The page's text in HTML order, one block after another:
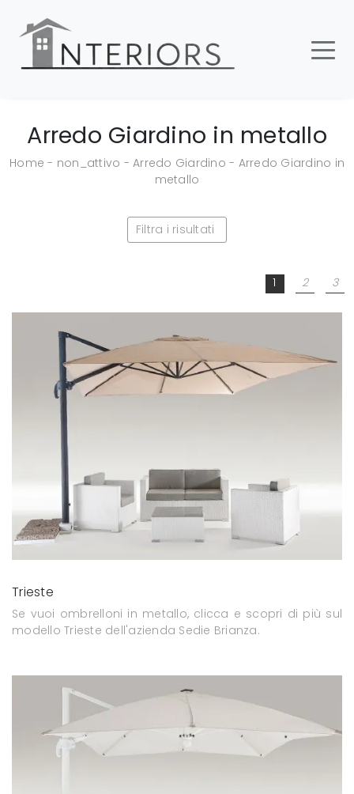
Arredo Giardino in metallo
Home - non_attivo - Arredo Giardino - Arredo Giardino in
metallo
Filtra i risultati
1 2 3
Trieste
Se vuoi ombrelloni in metallo, clicca e scopri di più sul
modello Trieste dell'azienda Sedie Brianza.